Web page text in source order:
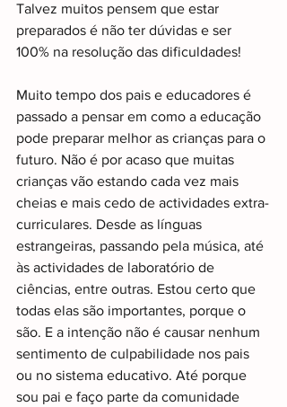
Talvez muitos pensem que estar
preparados é não ter dúvidas e ser
100% na resolução das dificuldades!
Muito tempo dos pais e educadores é
passado a pensar em como a educação
pode preparar melhor as crianças para o
futuro. Não é por acaso que muitas
crianças vão estando cada vez mais
cheias e mais cedo de actividades extra-
curriculares. Desde as línguas
estrangeiras, passando pela música, até
às actividades de laboratório de
ciências, entre outras. Estou certo que
todas elas são importantes, porque o
são. E a intenção não é causar nenhum
sentimento de culpabilidade nos pais
ou no sistema educativo. Até porque
sou pai e faço parte da comunidade